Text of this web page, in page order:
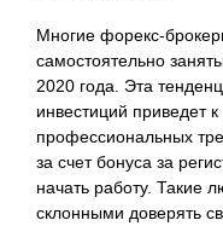
Многие форекс-
самостоятельно
2020 года. Эта
инвестиций приведет
профессиональных
за счет бонуса за
начать работу. Такие
склонными доверять